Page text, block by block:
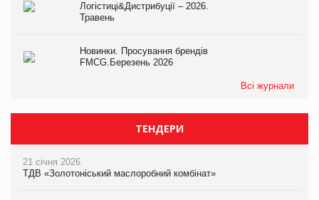
Логістиці&Дистрибуції – 2026.
Травень
Новинки. Просування брендів
FMCG.Березень 2026
Всі журнали
ТЕНДЕРИ
21 січня 2026
ТДВ «Золотоніський маслоробний комбінат»